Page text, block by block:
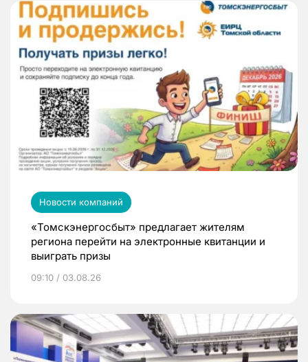
Новости компаний
«Томскэнергосбыт» предлагает жителям
региона перейти на электронные квитанции и
выиграть призы
09:10 / 03.08.26